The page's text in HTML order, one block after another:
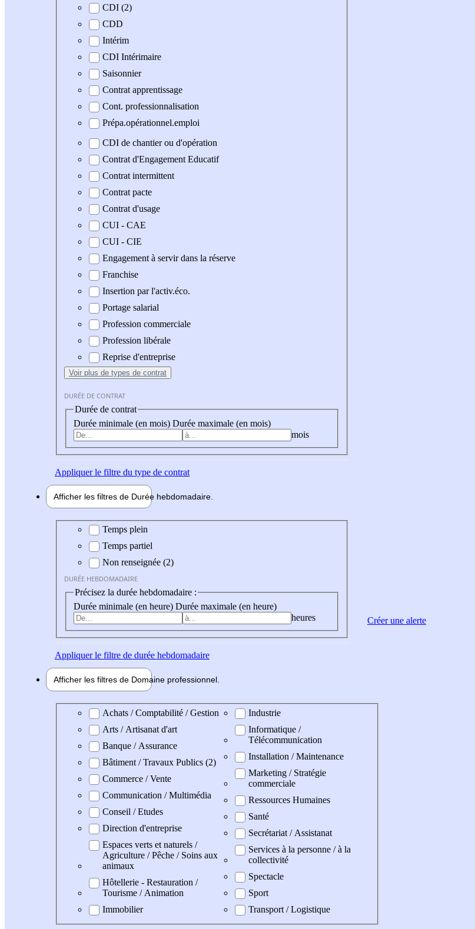
Type de contrat
CDI (2)
CDD
Intérim
CDI Intérimaire
Saisonnier
Contrat apprentissage
Cont. professionnalisation
Prépa.opérationnel.emploi
CDI de chantier ou d'opération
Contrat d'Engagement Educatif
Contrat intermittent
Contrat pacte
Contrat d'usage
CUI - CAE
CUI - CIE
Engagement à servir dans la réserve
Franchise
Insertion par l'activ.éco.
Portage salarial
Profession commerciale
Profession libérale
Reprise d'entreprise
Voir plus de types de contrat
DURÉE DE CONTRAT
Durée de contrat
Durée minimale (en mois) Durée maximale (en mois)
mois
Appliquerle filtre du type de contrat
Afficher les filtres de Durée hebdomadaire
Durée hebdomadaire
Temps plein
Temps partiel
Non renseignée (2)
DURÉE HEBDOMADAIRE
Précisez la durée hebdomadaire :
Durée minimale (en heure) Durée maximale (en heure)
heures
Appliquerle filtre de durée hebdomadaire
Afficher les filtres de Domaine professionnel
Domaine professionel
Achats / Comptabilité / Gestion
Arts / Artisanat d'art
Banque / Assurance
Bâtiment / Travaux Publics (2)
Commerce / Vente
Communication / Multimédia
Conseil / Etudes
Direction d'entreprise
Espaces verts et naturels /
Agriculture / Pêche / Soins aux
animaux
Hôtellerie - Restauration /
Tourisme / Animation
Immobilier
Industrie
Informatique /
Télécommunication
Installation / Maintenance
Marketing / Stratégie
commerciale
Ressources Humaines
Santé
Secrétariat / Assistanat
Services à la personne / à la
collectivité
Spectacle
Sport
Transport / Logistique
Créer une alerte